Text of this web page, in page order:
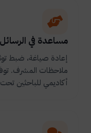
مساعدة في
إعادة صياغة، ضبط
ملاحظات المشرف.
أكاديمي للباحثين